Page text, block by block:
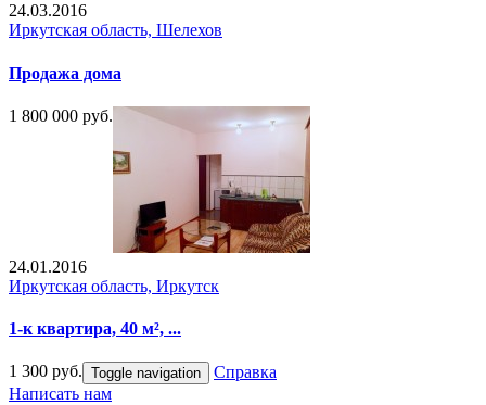
24.03.2016
Иркутская область, Шелехов
Продажа дома
1 800 000 руб.
24.01.2016
Иркутская область, Иркутск
1-к квартира, 40 м², ...
1 300 руб. Toggle navigation
Справка
Написать нам